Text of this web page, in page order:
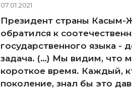
07.01.2021
Президент страны Касым-
обратился к
государственного языка -
задача. (…) Мы видим, что
короткое время. Каждый,
поколение, знал бы это